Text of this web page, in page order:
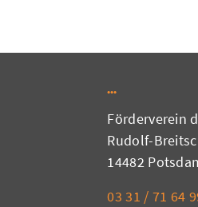
Förderverein
Rudolf-
14482
03 31 / 71 64